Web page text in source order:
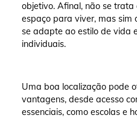
objetivo. Afinal, não se
espaço para viver, mas sim
se adapte ao estilo de vida
individuais.
Uma boa localização pode
vantagens, desde acesso
essenciais, como escolas e